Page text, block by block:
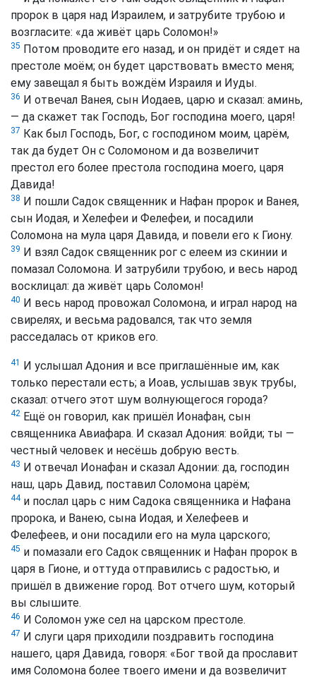
пророк в царя над Израилем, и затрубите трубою и
возгласите: «да живёт царь Соломон!»
35 Потом проводите его назад, и он придёт и сядет на
престоле моём; он будет царствовать вместо меня;
ему завещал я быть вождём Израиля и Иуды.
36 И отвечал Ванея, сын Иодаев, царю и сказал: аминь,
— да скажет так Господь, Бог господина моего, царя!
37 Как был Господь, Бог, с господином моим, царём,
так да будет Он с Соломоном и да возвеличит
престол его более престола господина моего, царя
Давида!
38 И пошли Садок священник и Нафан пророк и Ванея,
сын Иодая, и Хелефеи и Фелефеи, и посадили
Соломона на мула царя Давида, и повели его к Гиону.
39 И взял Садок священник рог с елеем из скинии и
помазал Соломона. И затрубили трубою, и весь народ
восклицал: да живёт царь Соломон!
40 И весь народ провожал Соломона, и играл народ на
свирелях, и весьма радовался, так что земля
расседалась от криков его.
41
И услышал Адония и все приглашённые им, как
только перестали есть; а Иоав, услышав звук трубы,
сказал: отчего этот шум волнующегося города?
42 Ещё он говорил, как пришёл Ионафан, сын
священника Авиафара. И сказал Адония: войди; ты —
честный человек и несёшь добрую весть.
43 И отвечал Ионафан и сказал Адонии: да, господин
наш, царь Давид, поставил Соломона царём;
44и послал царь с ним Садока священника и Нафана
пророка, и Ванею, сына Иодая, и Хелефеев и
Фелефеев, и они посадили его на мула царского;
45 и помазали его Садок священник и Нафан пророк в
царя в Гионе, и оттуда отправились с радостью, и
пришёл в движение город. Вот отчего шум, который
вы слышите.
46 И Соломон уже сел на царском престоле.
47 И слуги царя приходили поздравить господина
нашего, царя Давида, говоря: «Бог твой да прославит
имя Соломона более твоего имени и да возвеличит